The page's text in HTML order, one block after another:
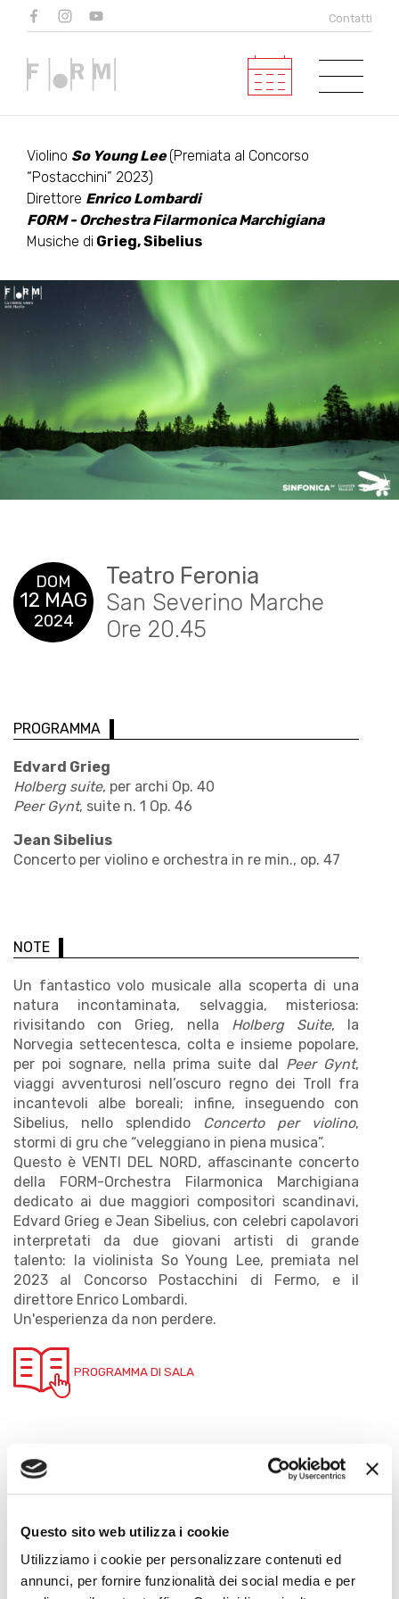
Questo sito web utilizza i cookie
Utilizziamo i cookie per personalizzare contenuti ed
annunci, per fornire funzionalità dei social media e per
Contatti
VENTI DEL NORD
In collaborazione con Centro
Culturale Antiqua Marca Firmana -
Violino So Young Lee(Premiata al Concorso
“Postacchini” 2023)
Direttore Enrico Lombardi
FORM - Orchestra Filarmonica Marchigiana
Musiche di Grieg, Sibelius
DOM
12 MAG
2024
Teatro Feronia
San Severino Marche
Ore 20.45
PROGRAMMA
Edvard Grieg
Holberg suite, per archi Op. 40
Peer Gynt, suite n. 1 Op. 46
Jean Sibelius
Concerto per violino e orchestra in re min., op. 47
NOTE
Un fantastico volo musicale alla scoperta di una
natura incontaminata, selvaggia, misteriosa:
rivisitando con Grieg, nella Holberg Suite, la
Norvegia settecentesca, colta e insieme popolare,
per poi sognare, nella prima suite dal Peer Gynt,
viaggi avventurosi nell’oscuro regno dei Troll fra
incantevoli albe boreali; infine, inseguendo con
Sibelius, nello splendido
Concerto per violino,
stormi di gru che “veleggiano in piena musica”.
Questo è VENTI DEL NORD, affascinante concerto
della FORM-Orchestra Filarmonica Marchigiana
dedicato ai due maggiori compositori scandinavi,
Edvard Grieg e Jean Sibelius, con celebri capolavori
interpretati da due giovani artisti di grande
talento: la violinista So Young Lee, premiata nel
2023 al Concorso Postacchini di Fermo, e il
direttore Enrico Lombardi.
Un'esperienza da non perdere.
PROGRAMMA DI SALA
ALTRE DATE
10 MAG
Teatro Comunale "Tullio Giacconi"